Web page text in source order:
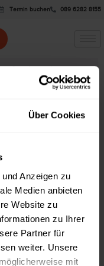
Über Cookies
Anzeigen zu
Medien anbieten
Website zu
zu Ihrer
Partner für
weiter. Unsere
mit
Termin buchen 089 6282 8155
die